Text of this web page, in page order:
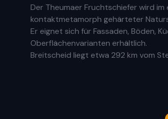
Der Theumaer Fruchtschiefer wird
kontaktmetamorph gehärteter
Er eignet sich für Fassaden, Böden,
Oberflächenvarianten erhältlich.
Breitscheid liegt etwa 292 km vom